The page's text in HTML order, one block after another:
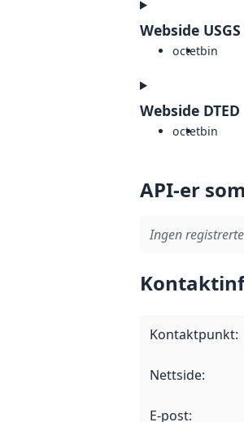
Webside USGS
octetbin
Webside DTED
octetbin
API-er
Ingen
Kontaktpunkt:
Nettside:
E-post: